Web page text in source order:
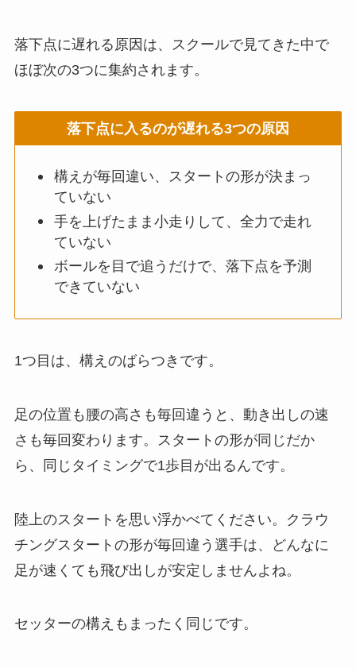
落下点に遅れる原因は、スクールで見てきた中で
ほぼ次の3つに集約されます。
落下点に入るのが遅れる3つの原因
構えが毎回違い、スタートの形が決まっ
ていない
手を上げたまま小走りして、全力で走れ
ていない
ボールを目で追うだけで、落下点を予測
できていない
1つ目は、構えのばらつきです。
足の位置も腰の高さも毎回違うと、動き出しの速
さも毎回変わります。スタートの形が同じだか
ら、同じタイミングで1歩目が出るんです。
陸上のスタートを思い浮かべてください。クラウ
チングスタートの形が毎回違う選手は、どんなに
足が速くても飛び出しが安定しませんよね。
セッターの構えもまったく同じです。